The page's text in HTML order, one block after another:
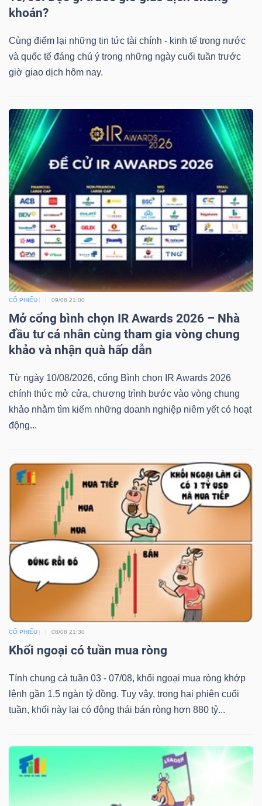
khoán?
Cùng điểm lại những tin tức tài chính - kinh tế trong nước
và quốc tế đáng chú ý trong những ngày cuối tuần trước
giờ giao dịch hôm nay.
CỔ PHIẾU 09/08 21:00
Mở cổng bình chọn IR Awards 2026 – Nhà
đầu tư cá nhân cùng tham gia vòng chung
khảo và nhận quà hấp dẫn
Từ ngày 10/08/2026, cổng Bình chọn IR Awards 2026
chính thức mở cửa, chương trình bước vào vòng chung
khảo nhằm tìm kiếm những doanh nghiệp niêm yết có hoạt
động...
CỔ PHIẾU 08/08 21:30
Khối ngoại có tuần mua ròng
Tính chung cả tuần 03 - 07/08, khối ngoại mua ròng khớp
lệnh gần 1.5 ngàn tỷ đồng. Tuy vậy, trong hai phiên cuối
tuần, khối này lại có động thái bán ròng hơn 880 tỷ...